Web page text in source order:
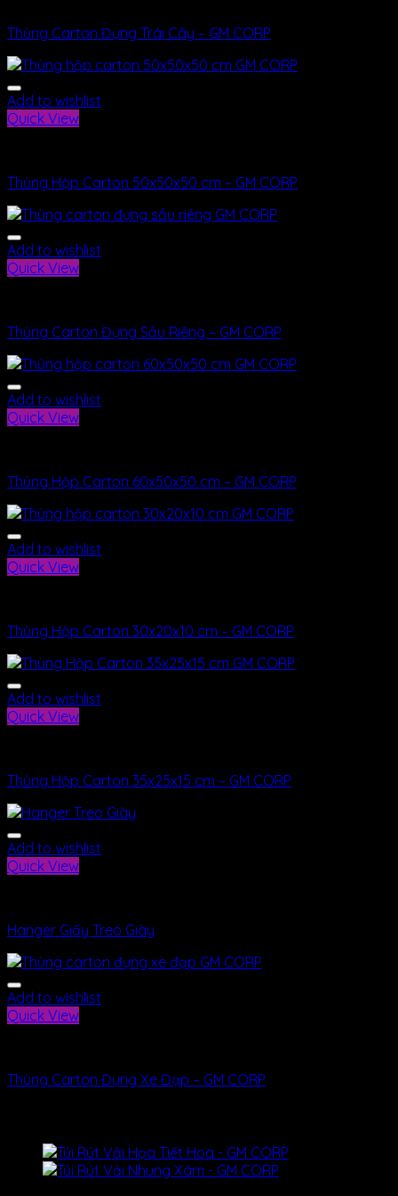
Thùng Carton Đựng Trái Cây – GM CORP
Add to wishlist
Quick View
Thùng Hộp Carton 50x50x50 cm – GM CORP
Add to wishlist
Quick View
Thùng Carton Đựng Sầu Riêng – GM CORP
Add to wishlist
Quick View
Thùng Hộp Carton 60x50x50 cm – GM CORP
Add to wishlist
Quick View
Thùng Hộp Carton 30x20x10 cm – GM CORP
Add to wishlist
Quick View
Thùng Hộp Carton 35x25x15 cm – GM CORP
Add to wishlist
Quick View
Hanger Giấy Treo Giày
Add to wishlist
Quick View
Thùng Carton Đựng Xe Đạp – GM CORP